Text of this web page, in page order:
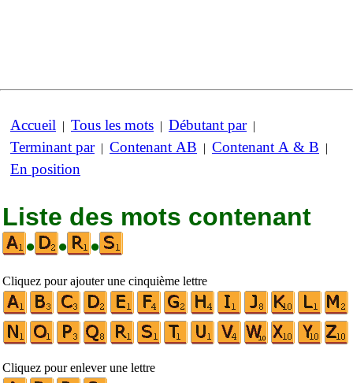
Accueil | Tous les mots | Débutant par|
Terminant par| Contenant AB | Contenant A & B |
En position
Liste des mots contenant
•
• •
Cliquez pour ajouter une cinquième lettre
Cliquez pour enlever une lettre